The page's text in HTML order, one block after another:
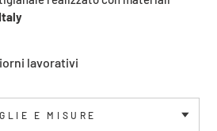
lavorativi
E MISURE